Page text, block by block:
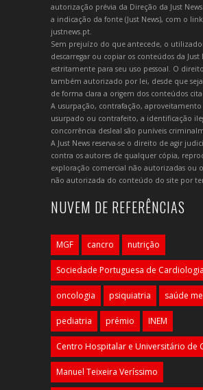
autorização prévia da Direção da Just
a indicação da fonte (Just News), com o
justnews.pt.
Sem prejuízo do que antecede, o
descarregar ou copiar os conteúdos da Just
estritamente para seu uso pessoal. O
também autorizado por lei, desde que
de forma clara a origem dos conteúdos
A usurpação, contrafação,
usurpado ou contrafeito, a identificação
concorrência desleal são puníveis
A Just News reserva-se o direito de agir
contra os autores de qualquer cópia,
exploração comercial não autorizadas ou
não autorizada do conteúdo do site por
NUVEM DE REFERÊNCIAS
MGF cancro nutrição
Sociedade Portuguesa de Cardiologia
oncologia psiquiatria saúde
pediatria prémio INEM
Centro Hospitalar e Universitário de
Manuel Teixeira Veríssimo